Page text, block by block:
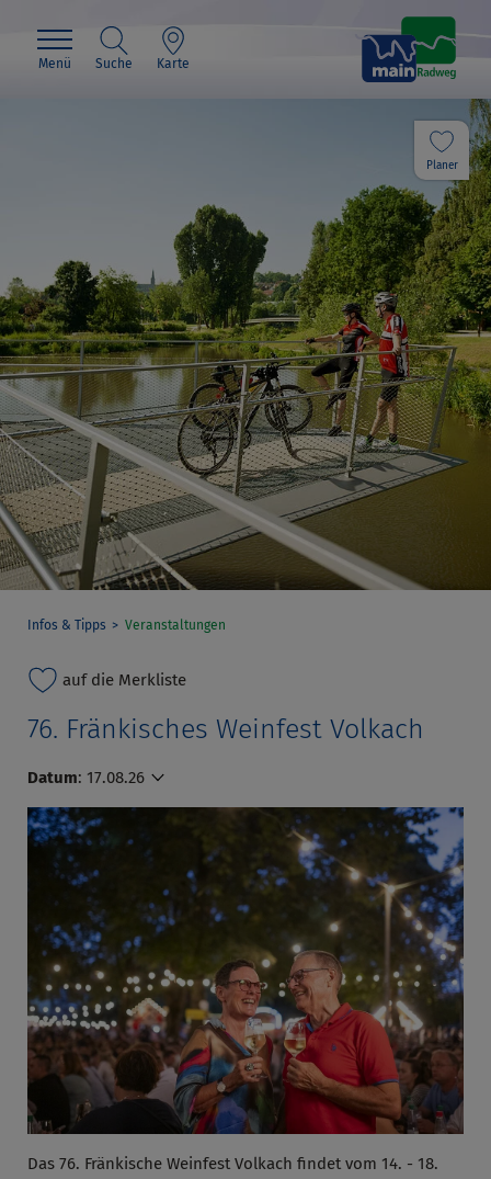
Menü Suche Karte
Planer
Infos & Tipps Veranstaltungen
auf die Merkliste
76. Fränkisches Weinfest Volkach
Datum: 17.08.26
Das 76. Fränkische Weinfest Volkach findet vom 14. - 18.